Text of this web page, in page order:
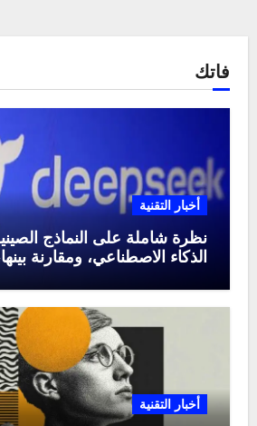
فاتك
أخبار التقنية
نظرة شاملة على النماذج
الذكاء الاصطناعي، ومقارنة
أخبار التقنية